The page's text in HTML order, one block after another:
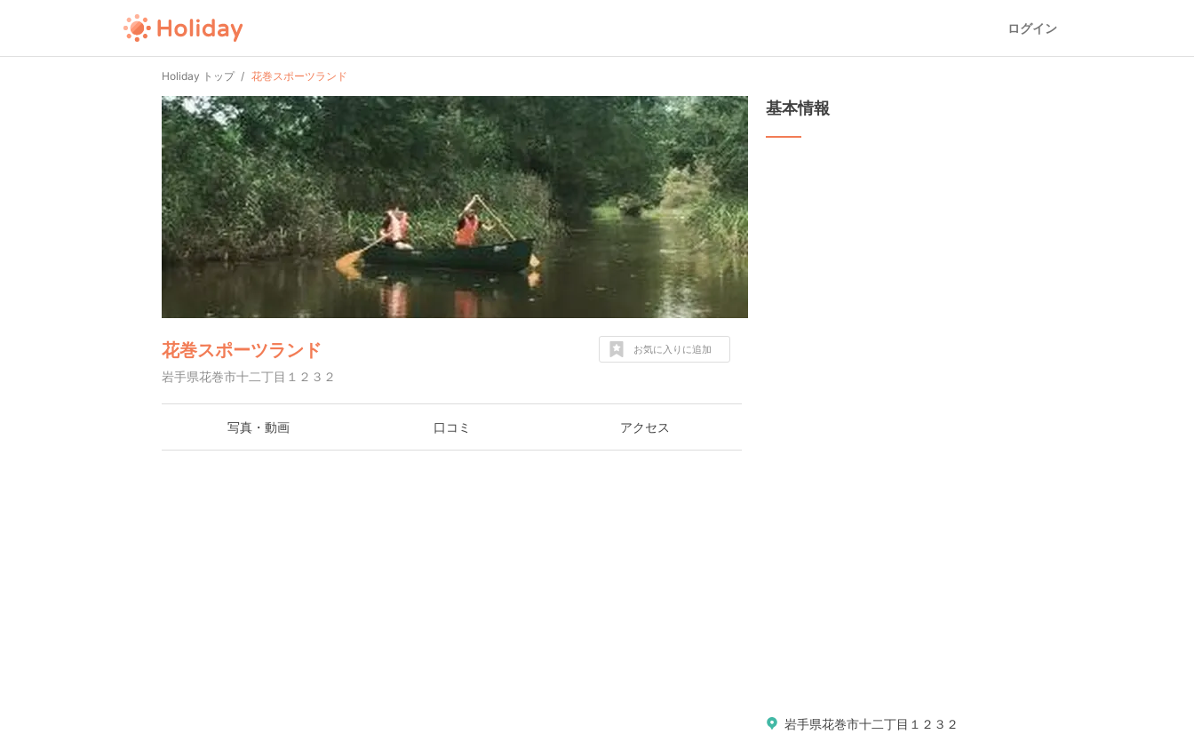
ログイン
Holiday トップ 花巻スポーツランド
花巻スポーツランド
岩手県花巻市十二丁目１２３２
お気に入りに追加
写真・動画 口コミ アクセス
基本情報
岩手県花巻市十二丁目１２３２